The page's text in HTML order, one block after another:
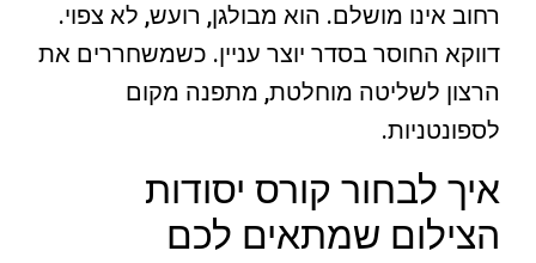
רחוב אינו מושלם. הוא מבולגן, רועש, לא צפוי.
דווקא החוסר בסדר יוצר עניין. כשמשחררים את
הרצון לשליטה מוחלטת, מתפנה מקום
לספונטניות.
איך לבחור קורס יסודות
הצילום שמתאים לכם